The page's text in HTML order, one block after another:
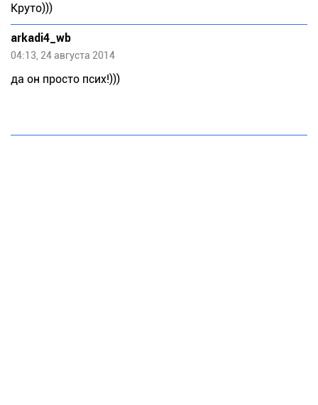
Круто)))
arkadi4_wb
04:13, 24 августа 2014
да он просто псих!)))